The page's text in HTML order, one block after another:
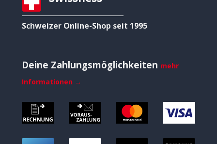
Schweizer Online-Shop seit 1995
Deine Zahlungsmöglichkeiten mehr
Informationen →